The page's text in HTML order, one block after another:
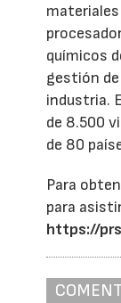
químicos
gestión
industria.
de 8.500
de 80
Para
para
https://